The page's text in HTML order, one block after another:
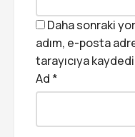
Daha sonraki
adım, e-posta
tarayıcıya
Ad *